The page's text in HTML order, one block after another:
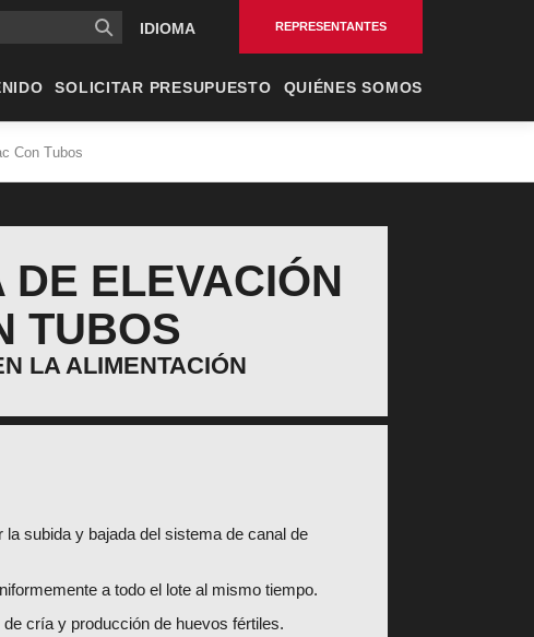
IDIOMA REPRESENTANTES
SOLICITAR PRESUPUESTO QUIÉNES SOMOS
Con Tubos
DE ELEVACIÓN
TUBOS
LA ALIMENTACIÓN
la subida y bajada del sistema de canal de
a todo el lote al mismo tiempo.
cría y producción de huevos fértiles.